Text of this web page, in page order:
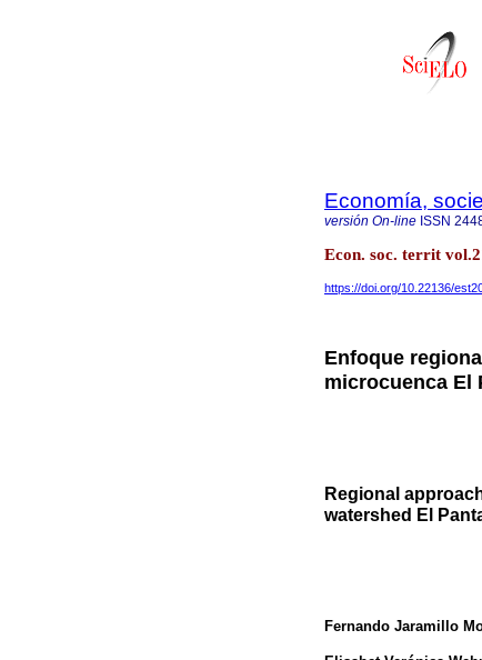
Economía,
versión On-line ISSN
Econ. soc. territ
https://doi.org/10.22136/
Enfoque
microcuenca El
Regional
watershed El
Fernando Jaramillo